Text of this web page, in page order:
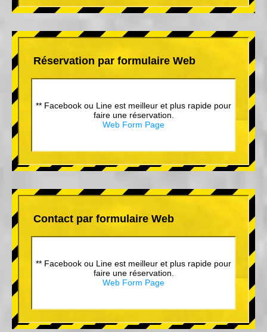
Réservation par formulaire Web
** Facebook ou Line est meilleur et plus rapide pour
faire une réservation.
Web Form Page
Contact par formulaire Web
** Facebook ou Line est meilleur et plus rapide pour
faire une réservation.
Web Form Page